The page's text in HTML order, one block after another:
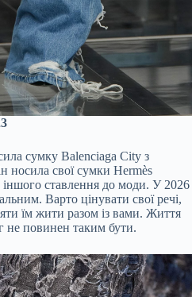
сумку Balenciaga City з
носила свої сумки Hermès
ставлення до моди. У 2026
Варто цінувати свої речі,
їм жити разом із вами. Життя
не повинен таким бути.